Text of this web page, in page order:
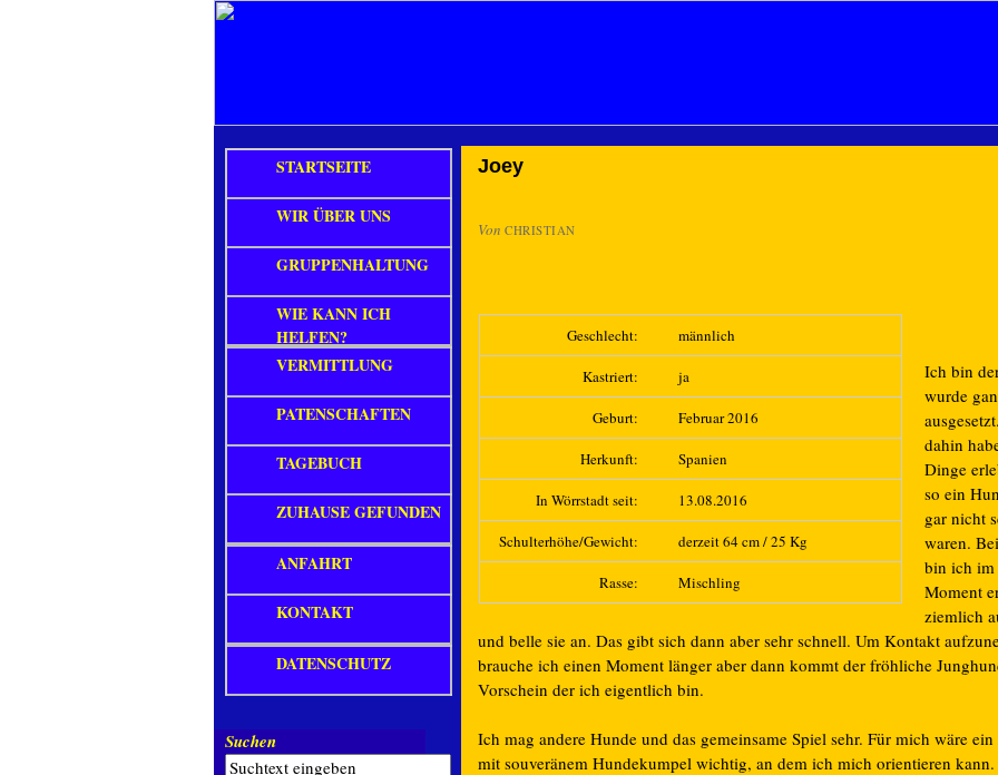
Joey
Von CHRISTIAN
Geschlecht: männlich
Kastriert: ja
Geburt: Februar 2016
Herkunft: Spanien
In Wörrstadt seit: 13.08.2016
Schulterhöhe/Gewicht: derzeit 64 cm / 25 Kg
Rasse: Mischling
Ich bin
wurde
dahin
Dinge
so ein
gar nicht
waren.
bin ich im
Moment
ziemlich
und belle sie an. Das gibt sich dann aber sehr schnell. Um Kontakt
brauche ich einen Moment länger aber dann kommt der fröhliche
Vorschein der ich eigentlich bin.
Ich mag andere Hunde und das gemeinsame Spiel sehr. Für mich wäre ein
mit souveränem Hundekumpel wichtig, an dem ich mich orientieren
STARTSEITE
WIR ÜBER UNS
GRUPPENHALTUNG
WIE KANN ICH
HELFEN?
VERMITTLUNG
PATENSCHAFTEN
TAGEBUCH
ZUHAUSE GEFUNDEN
ANFAHRT
KONTAKT
DATENSCHUTZ
Suchen